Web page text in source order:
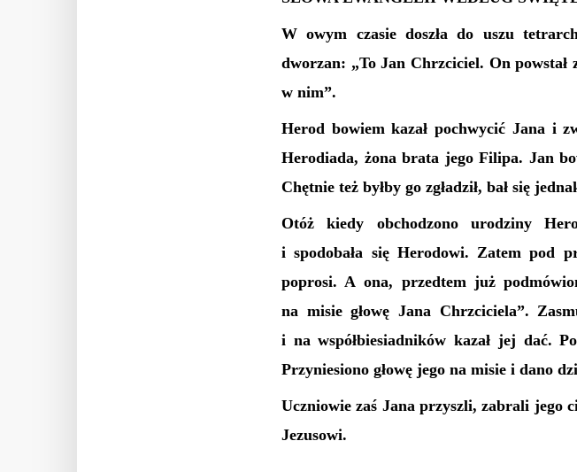
W owym czasie doszła do uszu
dworzan: „To Jan Chrzciciel. On powstał
w nim”.
Herod bowiem kazał pochwycić Jana i
Herodiada, żona brata jego Filipa. Jan
Chętnie też byłby go zgładził, bał się
Otóż kiedy obchodzono urodziny
i spodobała się Herodowi. Zatem pod
poprosi. A ona, przedtem już
na misie głowę Jana Chrzciciela”.
i na współbiesiadników kazał jej dać.
Przyniesiono głowę jego na misie i dano
Uczniowie zaś Jana przyszli, zabrali jego
Jezusowi.